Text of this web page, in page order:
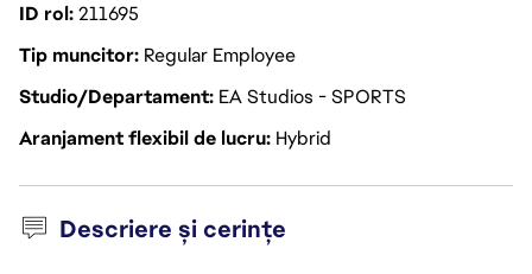
ID rol211695
Tip muncitor Regular Employee
Studio/Departament EA Studios - SPORTS
Aranjament flexibil de lucru Hybrid
Descriere și cerințe